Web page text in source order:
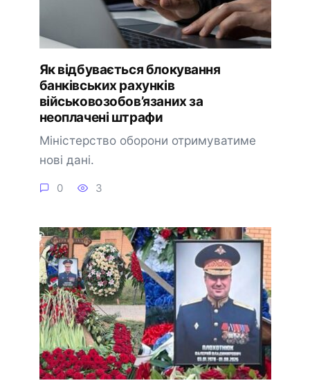
Як відбувається блокування
банківських рахунків
військовозобов’язаних за
неоплачені штрафи
Міністерство оборони отримуватиме
нові дані.
0 3